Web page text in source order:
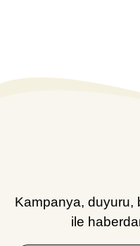
Kampanya, duyuru,
ile